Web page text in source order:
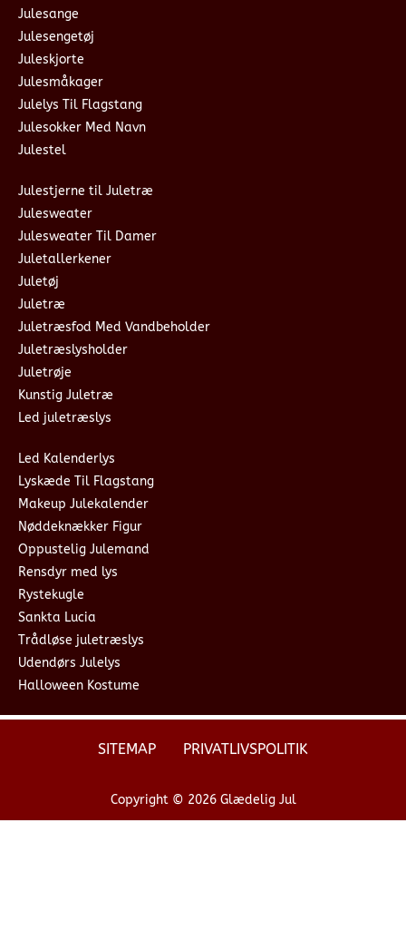
Julesange
Julesengetøj
Juleskjorte
Julesmåkager
Julelys Til Flagstang
Julesokker Med Navn
Julestel
Julestjerne til Juletræ
Julesweater
Julesweater Til Damer
Juletallerkener
Juletøj
Juletræ
Juletræsfod Med Vandbeholder
Juletræslysholder
Juletrøje
Kunstig Juletræ
Led juletræslys
Led Kalenderlys
Lyskæde Til Flagstang
Makeup Julekalender
Nøddeknækker Figur
Oppustelig Julemand
Rensdyr med lys
Rystekugle
Sankta Lucia
Trådløse juletræslys
Udendørs Julelys
Halloween Kostume
SITEMAP PRIVATLIVSPOLITIK
Copyright © 2026 Glædelig Jul